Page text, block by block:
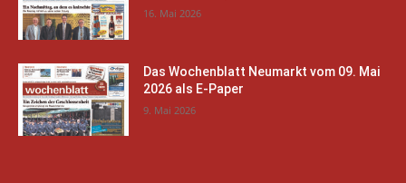
16. Mai 2026
Das Wochenblatt Neumarkt vom 09. Mai
2026 als E-Paper
9. Mai 2026